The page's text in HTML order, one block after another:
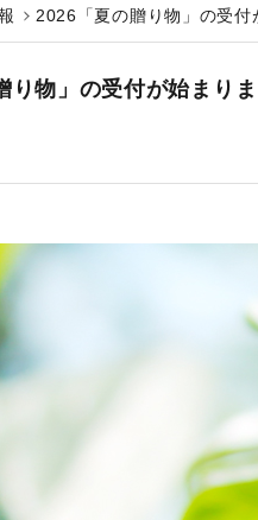
2026「夏の贈り物」の受付
り物」の受付が始まりま